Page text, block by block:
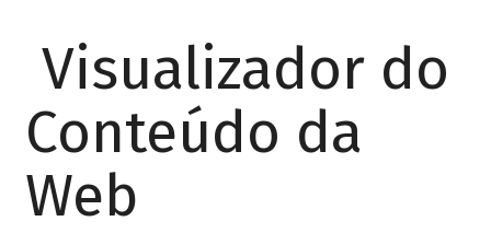
Visualizador do
Conteúdo da
Web